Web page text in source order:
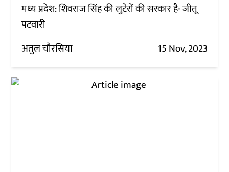
मध्य प्रदेश: शिवराज सिंह की लुटेरों की सरकार है- जीतू
पटवारी
अतुल चौरसिया
15 Nov, 2023